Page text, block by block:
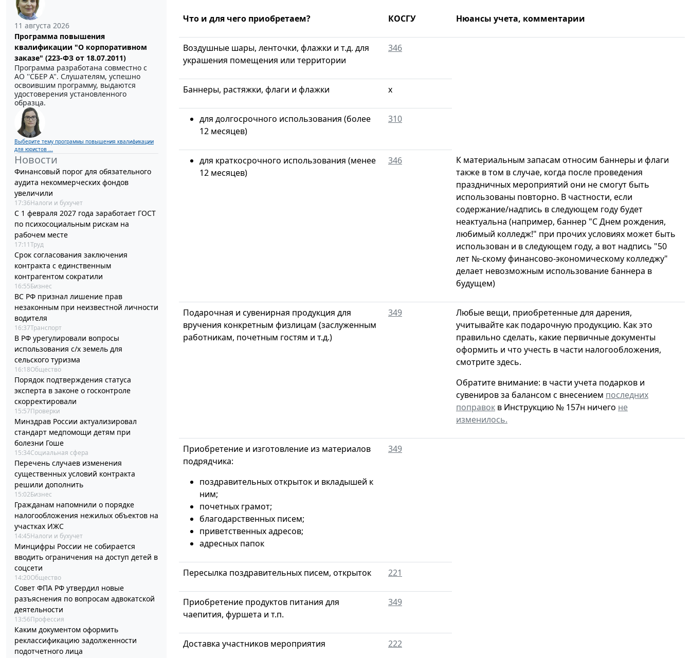
11 августа 2026
Программа повышения
квалификации "О корпоративном
заказе" (223-ФЗ от 18.07.2011)
Программа разработана совместно с
АО ''СБЕР А". Слушателям, успешно
освоившим программу, выдаются
удостоверения установленного
образца.
Выберите тему программы повышения квалификации
для юристов ...
Новости
Финансовый порог для обязательного
аудита некоммерческих фондов
увеличили
17:36Налоги и бухучет
С 1 февраля 2027 года заработает ГОСТ
по психосоциальным рискам на
рабочем месте
17:11Труд
Срок согласования заключения
контракта с единственным
контрагентом сократили
16:55Бизнес
ВС РФ признал лишение прав
незаконным при неизвестной личности
водителя
16:37Транспорт
В РФ урегулировали вопросы
использования с/х земель для
сельского туризма
16:18Общество
Порядок подтверждения статуса
эксперта в законе о госконтроле
скорректировали
15:57Проверки
Минздрав России актуализировал
стандарт медпомощи детям при
болезни Гоше
15:34Социальная сфера
Перечень случаев изменения
существенных условий контракта
решили дополнить
15:02Бизнес
Гражданам напомнили о порядке
налогообложения нежилых объектов на
участках ИЖС
14:45Налоги и бухучет
Минцифры России не собирается
вводить ограничения на доступ детей в
соцсети
14:20Общество
Совет ФПА РФ утвердил новые
разъяснения по вопросам адвокатской
деятельности
13:56Профессия
Каким документом оформить
реклассификацию задолженности
подотчетного лица
Что и для чего приобретаем? КОСГУ Нюансы учета, комментарии
Воздушные шары, ленточки, флажки и т.д. для
украшения помещения или территории
346
Баннеры, растяжки, флаги и флажки х
для долгосрочного использования (более
12 месяцев)
310
для краткосрочного использования (менее
12 месяцев)
346
К материальным запасам относим баннеры и флаги
также в том в случае, когда после проведения
праздничных мероприятий они не смогут быть
использованы повторно. В частности, если
содержание/надпись в следующем году будет
неактуальна (например, баннер "С Днем рождения,
любимый колледж!" при прочих условиях может быть
использован и в следующем году, а вот надпись "50
лет №-скому финансово-экономическому колледжу"
делает невозможным использование баннера в
будущем)
Подарочная и сувенирная продукция для
вручения конкретным физлицам (заслуженным
работникам, почетным гостям и т.д.)
349
Любые вещи, приобретенные для дарения,
учитывайте как подарочную продукцию. Как это
правильно сделать, какие первичные документы
оформить и что учесть в части налогообложения,
смотрите здесь.
Обратите внимание: в части учета подарков и
сувениров за балансом с внесением последних
поправок в Инструкцию № 157н ничего не
изменилось.
Приобретение и изготовление из материалов
подрядчика:
поздравительных открыток и вкладышей к
ним;
почетных грамот;
благодарственных писем;
приветственных адресов;
адресных папок
349
Пересылка поздравительных писем, открыток 221
Приобретение продуктов питания для
чаепития, фуршета и т.п.
349
Доставка участников мероприятия 222